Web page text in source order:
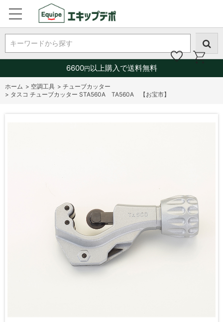
キーワードから探す
6600円以上購入で送料無料
ホーム > 空調工具 > チューブカッター
> タスコ チューブカッター STA560A TA560A 【お宝市】